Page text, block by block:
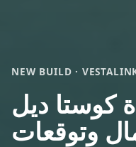
NEW BUILD ·
كوستا ديل